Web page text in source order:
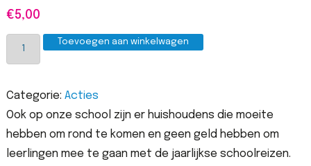
€5,00
Donatie
schoolreis
klassen
aantal
Toevoegen aan winkelwagen
Categorie: Acties
Ook op onze school zijn er huishoudens die moeite
hebben om rond te komen en geen geld hebben om
leerlingen mee te gaan met de jaarlijkse schoolreizen.